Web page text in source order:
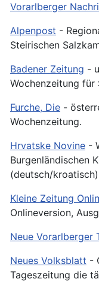
Vorarlberger
Alpenpost -
Steirischen
Badener Zeitung -
Wochenzeitung für
Furche, Die -
Wochenzeitung.
Hrvatske Novine -
Burgenländischen
(deutsch/
Kleine Zeitung
Onlineversion,
Neue Vorarlberger
Neues Volksblatt -
Tageszeitung die